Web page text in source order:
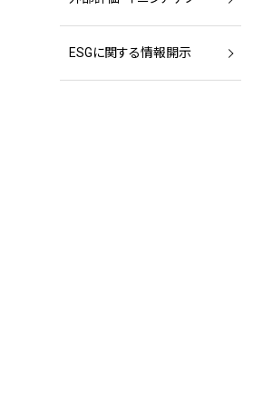
ESGに関する情報開⽰